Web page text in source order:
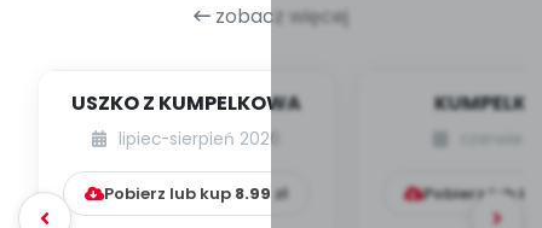
zobacz więcej
USZKO Z KUMPELKOWA
lipiec-sierpień 2026
Pobierz lub kup 8.99 zł Pobierz lub